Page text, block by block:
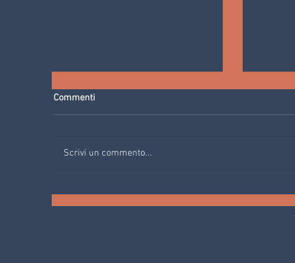
FIEMME: RETREAT DI
„KNITTING“ (LAVORO A
Commenti
Scrivi un commento...